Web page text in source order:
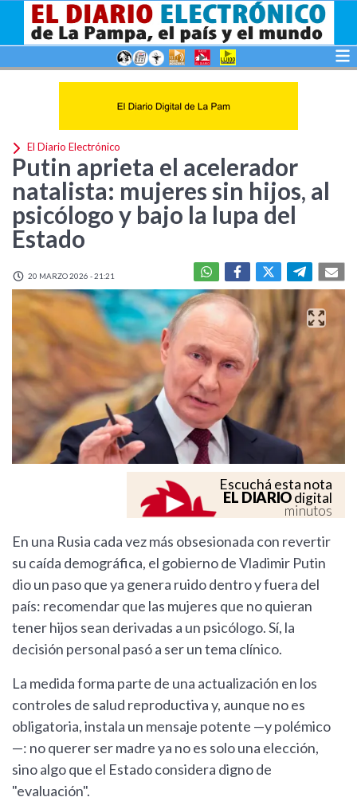
El Diario Electrónico
Putin aprieta el acelerador
natalista: mujeres sin hijos, al
psicólogo y bajo la lupa del
Estado
20 MARZO 2026 - 21:21
Escuchá esta nota
EL DIARIOdigital
minutos
En una Rusia cada vez más obsesionada con revertir
su caída demográfica, el gobierno de Vladimir Putin
dio un paso que ya genera ruido dentro y fuera del
país: recomendar que las mujeres que no quieran
tener hijos sean derivadas a un psicólogo. Sí, la
decisión personal pasó a ser un tema clínico.
La medida forma parte de una actualización en los
controles de salud reproductiva y, aunque no es
obligatoria, instala un mensaje potente —y polémico
—: no querer ser madre ya no es solo una elección,
sino algo que el Estado considera digno de
"evaluación".